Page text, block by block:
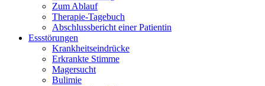
Zum Ablauf
Therapie-Tagebuch
Abschlussbericht einer Patientin
Essstörungen
Krankheitseindrücke
Erkrankte Stimme
Magersucht
Bulimie